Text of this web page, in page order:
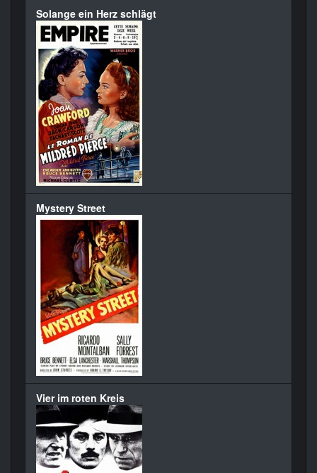
Solange ein Herz schlägt
Mystery Street
Vier im roten Kreis